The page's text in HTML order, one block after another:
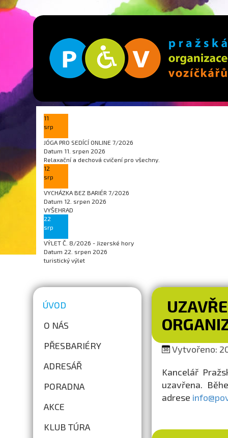
11
srp
JÓGA PRO SEDÍCÍ ONLINE 7/2026
Datum 11. srpen 2026
Relaxační a dechová cvičení pro všechny.
12
srp
VYCHÁZKA BEZ BARIÉR 7/2026
Datum 12. srpen 2026
VYŠEHRAD
22
srp
VÝLET Č. 8/2026 - Jizerské hory
Datum 22. srpen 2026
turistický výlet
ÚVOD
O NÁS
PŘESBARIÉRY
ADRESÁŘ
PORADNA
AKCE
KLUB TÚRA
Vytvořeno:
Kancelář
uzavřena.
adrese